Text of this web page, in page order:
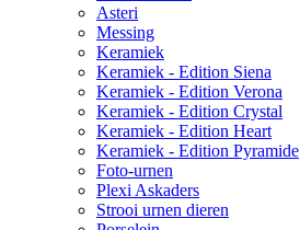
Asteri
Messing
Keramiek
Keramiek - Edition Siena
Keramiek - Edition Verona
Keramiek - Edition Crystal
Keramiek - Edition Heart
Keramiek - Edition Pyramide
Foto-urnen
Plexi Askaders
Strooi urnen dieren